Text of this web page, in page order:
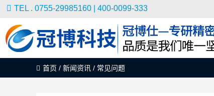
TEL . 0755-29985160 | 400-0099-333
首页 / 新闻资讯 / 常见问题